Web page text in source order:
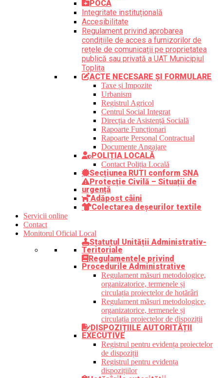
POCA
Integritate instituțională
Accesibilitate
Regulament privind aprobarea
condițiile de acces a furnizorilor de
rețele de comunicații pe proprietatea
publică sau privată a UAT Municipiul
Toplița
ACTE NECESARE ȘI FORMULARE
Taxe și Impozite
Urbanism
Registrul Agricol
Centrul Social Integrat
Direcția de Asistență Socială
Rapoarte Funcționari
Rapoarte Personal Contractual
Documente Angajare
POLIȚIA LOCALĂ
Contact Poliția Locală
Secțiunea RUTI conform SNA
Protecție Civilă – Situații de
urgență
Adăpost câini
Colectarea deșeurilor textile
Servicii online
Contact
Monitorul Oficial Local
Statutul Unității Administrativ-
Teritoriale
Regulamentele privind
Procedurile Administrative
Regulament măsuri metodologice,
organizatorice, termenele și
circulația proiectelor de hotărâri
Regulament măsuri metodologice,
organizatorice, termenele și
circulația proiectelor de dispoziții
DISPOZIȚIILE AUTORITĂȚII
EXECUTIVE
Registrul pentru evidența proiectelor
de dispoziții
Registrul pentru evidența
dispozițiilor